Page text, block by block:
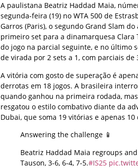
A paulistana Beatriz Haddad Maia,
segunda-feira (19) no WTA 500 de
Garros (Paris), o segundo Grand Slam
primeiro set para a dinamarquesa Clara
do jogo na parcial seguinte, e no último
de virada por 2 sets a 1, com parciais
A vitória com gosto de superação é
derrotas em 18 jogos. A brasileira
quando ganhou na primeira rodada,
resgatou o estilo combativo diante da
Dubai, que soma 19 vitórias e apenas
Answering the challenge 📱
Beatriz Haddad Maia regroups
Tauson, 3-6, 6-4, 7-5.#IS25